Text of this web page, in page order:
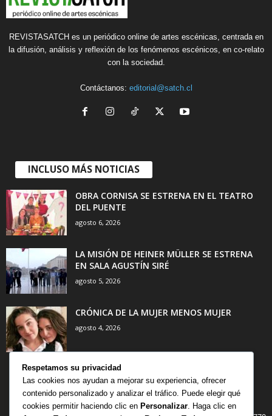
REVISTASATCH es un periódico online de artes escénicas, centrada en
la difusión, análisis y reflexión de los fenómenos escénicos, en co-relato
con la sociedad.
Contáctanos: editorial@satch.cl
INCLUSO MÁS NOTICIAS
OBRA CORNISA SE ESTRENA EN EL TEATRO
DEL PUENTE
agosto 6, 2026
LA MISIÓN DE HEINER MÜLLER SE ESTRENA
EN SALA AGUSTÍN SIRÉ
agosto 5, 2026
CRÓNICA DE LA MUJER MENOS MUJER
agosto 4, 2026
CATEGORÍA POPULAR
Respetamos su privacidad
Las cookies nos ayudan a mejorar su experiencia, ofrecer
contenido personalizado y analizar el tráfico. Puede elegir qué
cookies permitir haciendo clic en Personalizar . Haga clic en